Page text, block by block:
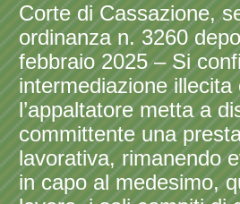
Corte di Cassazione,
ordinanza n. 3260
febbraio 2025 – Si
intermediazione
l’appaltatore metta a
committente una
lavorativa, rimanendo
in capo al medesimo,